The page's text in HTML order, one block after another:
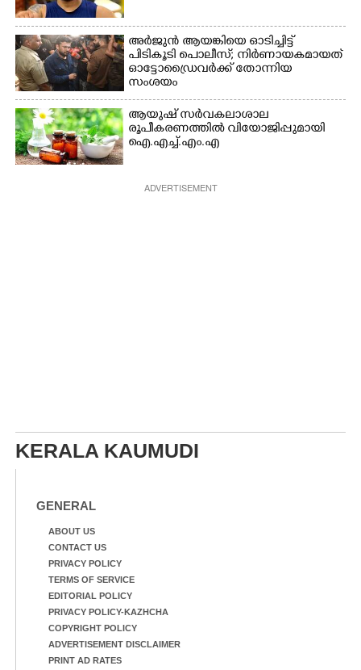
അർജുൻ ആയങ്കിയെ ഓടിച്ചിട്ട്
പിടികൂടി പൊലീസ്; നിർണായകമായത്
ഓട്ടോഡ്രൈവർക്ക് തോന്നിയ
സംശയം
ആയുഷ് സർവകലാശാല
രൂപീകരണത്തിൽ വിയോജിപ്പുമായി
ഐ.എച്ച്.എം.എ
ADVERTISEMENT
KERALA KAUMUDI
GENERAL
ABOUT US
CONTACT US
PRIVACY POLICY
TERMS OF SERVICE
EDITORIAL POLICY
PRIVACY POLICY-KAZHCHA
COPYRIGHT POLICY
ADVERTISEMENT DISCLAIMER
PRINT AD RATES